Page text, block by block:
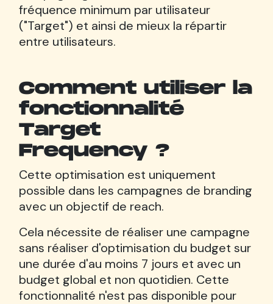
fréquence minimum par utilisateur
("Target") et ainsi de mieux la répartir
entre utilisateurs.
Comment utiliser la
fonctionnalité
Target
Frequency ?
Cette optimisation est uniquement
possible dans les campagnes de branding
avec un objectif de reach.
Cela nécessite de réaliser une campagne
sans réaliser d'optimisation du budget sur
une durée d'au moins 7 jours et avec un
budget global et non quotidien. Cette
fonctionnalité n'est pas disponible pour